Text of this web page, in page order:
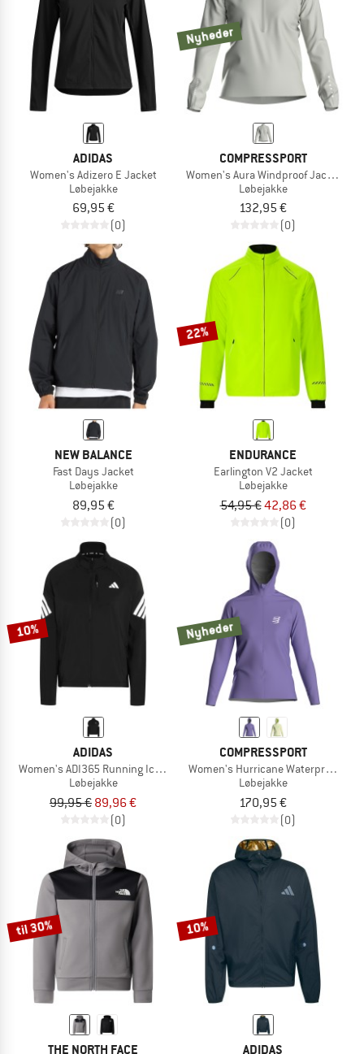
ADIDAS
Women's Adizero E Jacket
Løbejakke
69,95 €
(0)
Nyheder
COMPRESSPORT
Women's Aura Windproof Jacket
Løbejakke
132,95 €
(0)
NEW BALANCE
Fast Days Jacket
Løbejakke
89,95 €
(0)
22%
ENDURANCE
Earlington V2 Jacket
Løbejakke
54,95 €42,86 €
(0)
10%
ADIDAS
Women's ADI365 Running Iconic Jacket
Løbejakke
99,95 € 89,96 €
(0)
Nyheder
COMPRESSPORT
Women's Hurricane Waterproof
Løbejakke
170,95 €
(0)
til 30%
THE NORTH FACE
10%
ADIDAS